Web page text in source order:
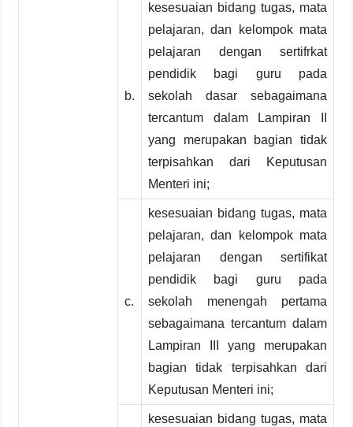
b.
kesesuaian bidang tugas, mata
pelajaran, dan kelompok mata
pelajaran dengan sertifrkat
pendidik bagi guru pada
sekolah dasar sebagaimana
tercantum dalam Lampiran II
yang merupakan bagian tidak
terpisahkan dari Keputusan
Menteri ini;
c.
kesesuaian bidang tugas, mata
pelajaran, dan kelompok mata
pelajaran dengan sertifikat
pendidik bagi guru pada
sekolah menengah pertama
sebagaimana tercantum dalam
Lampiran III yang merupakan
bagian tidak terpisahkan dari
Keputusan Menteri ini;
kesesuaian bidang tugas, mata